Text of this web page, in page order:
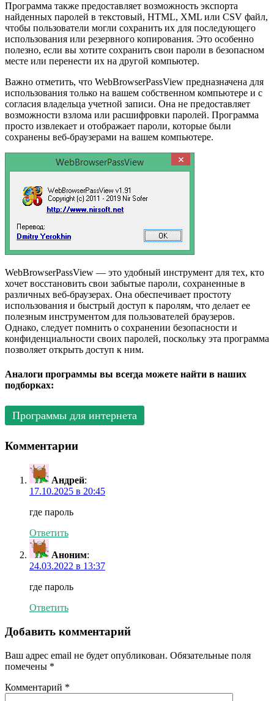
Программа также предоставляет возможность экспорта
найденных паролей в текстовый, HTML, XML или CSV файл,
чтобы пользователи могли сохранить их для последующего
использования или резервного копирования. Это особенно
полезно, если вы хотите сохранить свои пароли в безопасном
месте или перенести их на другой компьютер.
Важно отметить, что WebBrowserPassView предназначена для
использования только на вашем собственном компьютере и с
согласия владельца учетной записи. Она не предоставляет
возможности взлома или расшифровки паролей. Программа
просто извлекает и отображает пароли, которые были
сохранены веб-браузерами на вашем компьютере.
WebBrowserPassView — это удобный инструмент для тех, кто
хочет восстановить свои забытые пароли, сохраненные в
различных веб-браузерах. Она обеспечивает простоту
использования и быстрый доступ к паролям, что делает ее
полезным инструментом для пользователей браузеров.
Однако, следует помнить о сохранении безопасности и
конфиденциальности своих паролей, поскольку эта программа
позволяет открыть доступ к ним.
Аналоги программы вы всегда можете найти в наших
подборках:
Программы для интернета
Комментарии
Андрей:
17.10.2025 в 20:45
где пароль
Ответить
Аноним:
24.03.2022 в 13:37
где пароль
Ответить
Добавить комментарий
Ваш адрес email не будет опубликован. Обязательные поля
помечены *
Комментарий *